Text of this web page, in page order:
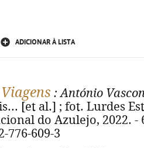
ADICIONAR À LISTA
Viagens : António
[et al.] ; fot. Lurdes
do Azulejo, 2022. -
776-609-3